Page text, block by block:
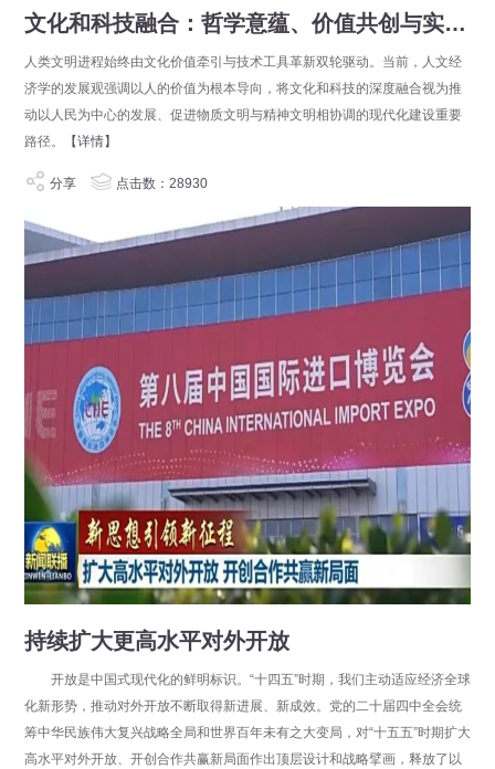
文化和科技融合：哲学意蕴、价值共创与实践进路
人类文明进程始终由文化价值牵引与技术工具革新双轮驱动。当前，人文经
济学的发展观强调以人的价值为根本导向，将文化和科技的深度融合视为推
动以人民为中心的发展、促进物质文明与精神文明相协调的现代化建设重要
路径。
【详情】
分享 点击数：28930
持续扩大更高水平对外开放
开放是中国式现代化的鲜明标识。“十四五”时期，我们主动适应经济全球
化新形势，推动对外开放不断取得新进展、新成效。党的二十届四中全会统
筹中华民族伟大复兴战略全局和世界百年未有之大变局，对“十五五”时期扩大
高水平对外开放、开创合作共赢新局面作出顶层设计和战略擘画，释放了以